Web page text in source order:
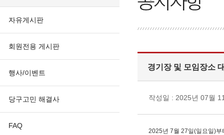
자유게시판
회원전용 게시판
행사/이벤트
당구고민 해결사
FAQ
경기장 및 모임장소
작성일 : 2025년 07월
2025년 7월 27일(일요일)부